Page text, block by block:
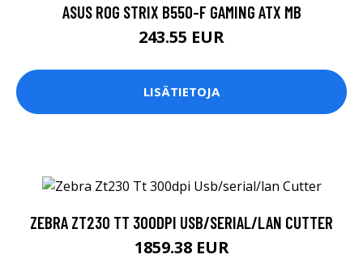
ASUS ROG STRIX B550-F GAMING ATX MB
243.55 EUR
LISÄTIETOJA
ZEBRA ZT230 TT 300DPI USB/SERIAL/LAN CUTTER
1859.38 EUR